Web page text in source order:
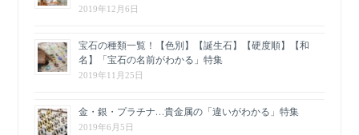
2019年12月6日
宝石の種類一覧！【色別】【誕生石】【硬度順】【和
名】「宝石の名前がわかる」特集
2019年11月25日
金・銀・プラチナ…貴金属の「違いがわかる」特集
2019年6月5日